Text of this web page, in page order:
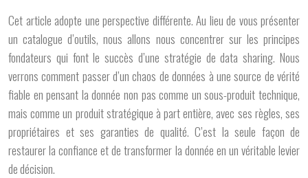
Cet article adopte une perspective différente. Au lieu de vous présenter
un catalogue d’outils, nous allons nous concentrer sur les principes
fondateurs qui font le succès d’une stratégie de data sharing. Nous
verrons comment passer d’un chaos de données à une source de vérité
fiable en pensant la donnée non pas comme un sous-produit technique,
mais comme un produit stratégique à part entière, avec ses règles, ses
propriétaires et ses garanties de qualité. C’est la seule façon de
restaurer la confiance et de transformer la donnée en un véritable levier
de décision.